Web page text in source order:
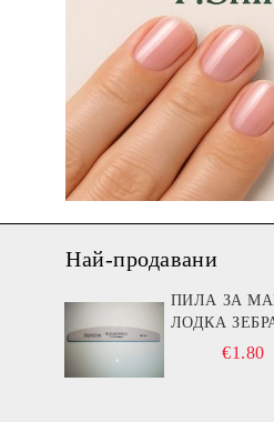
Най-продавани
ПИЛА ЗА
ЛОДКА
€1.80